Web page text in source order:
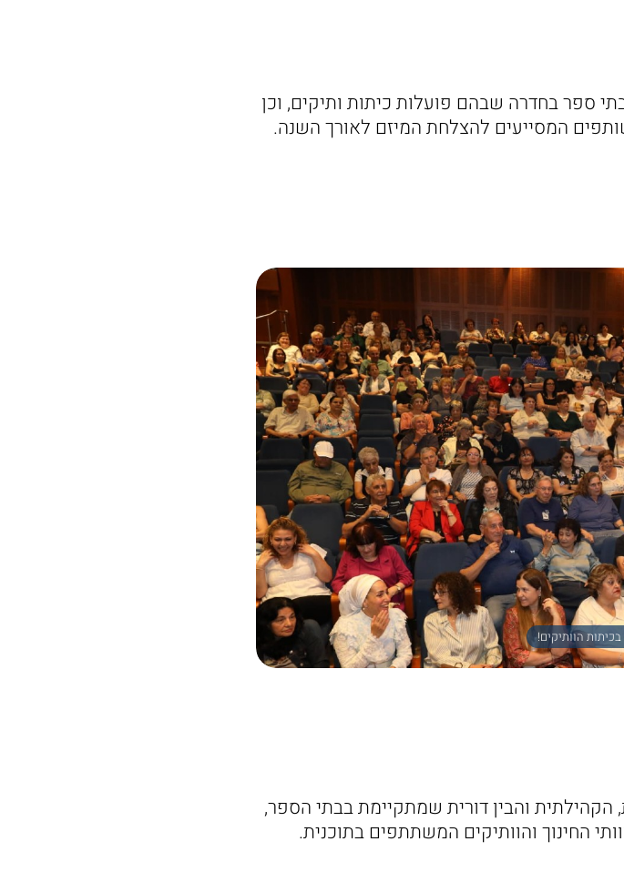
ספר בחדרה שבהם פועלות כיתות ותיקים, וכן
המסייעים להצלחת המיזם לאורך השנה.
הוותיקים!
הקהילתית והבין דורית שמתקיימת בבתי הספר,
החינוך והוותיקים המשתתפים בתוכנית.